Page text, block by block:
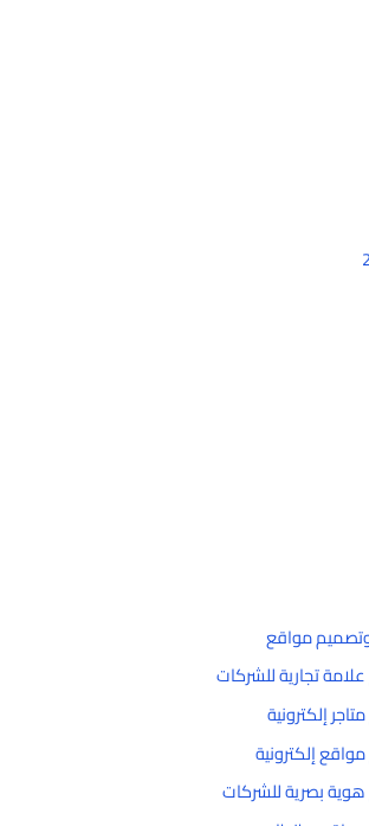
مواقع
تجارية للشركات
إلكترونية
إلكترونية
بصرية للشركات